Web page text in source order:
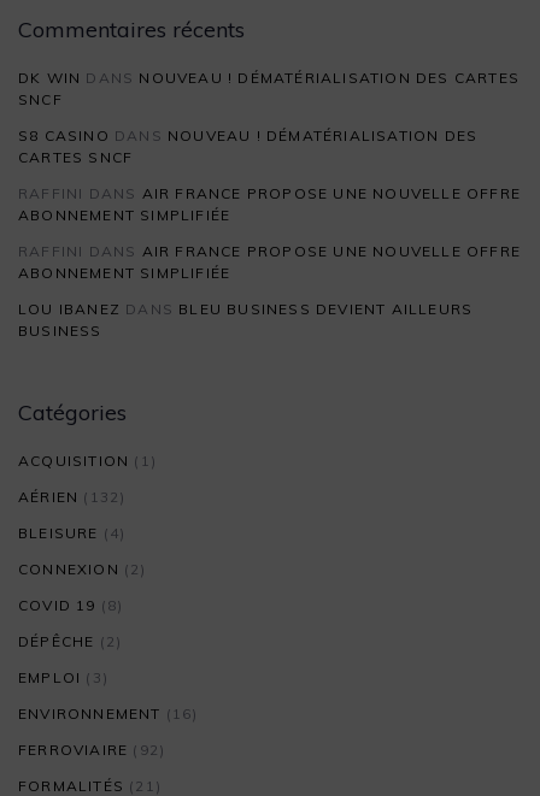
Commentaires récents
DK WIN DANS NOUVEAU ! DÉMATÉRIALISATION DES CARTES
SNCF
S8 CASINO DANS NOUVEAU ! DÉMATÉRIALISATION DES
CARTES SNCF
RAFFINI DANS AIR FRANCE PROPOSE UNE NOUVELLE OFFRE
ABONNEMENT SIMPLIFIÉE
RAFFINI DANS AIR FRANCE PROPOSE UNE NOUVELLE OFFRE
ABONNEMENT SIMPLIFIÉE
LOU IBANEZ DANS BLEU BUSINESS DEVIENT AILLEURS
BUSINESS
Catégories
ACQUISITION (1)
AÉRIEN (132)
BLEISURE (4)
CONNEXION (2)
COVID 19 (8)
DÉPÊCHE (2)
EMPLOI (3)
ENVIRONNEMENT (16)
FERROVIAIRE (92)
FORMALITÉS (21)